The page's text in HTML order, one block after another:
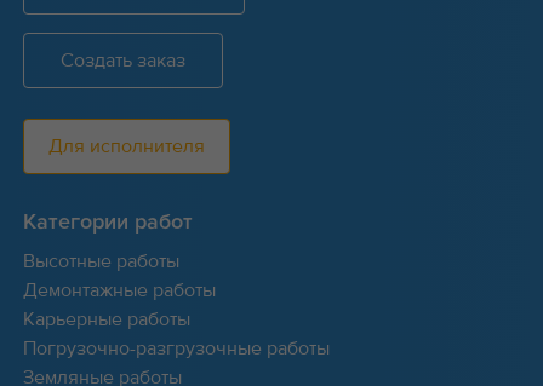
Создать заказ
Для исполнителя
Категории работ
Высотные работы
Демонтажные работы
Карьерные работы
Погрузочно-разгрузочные работы
Земляные работы